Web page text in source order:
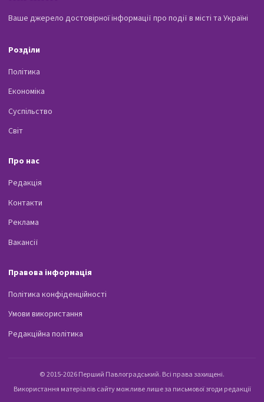
Ваше джерело достовірної інформації про події в місті та Україні
Розділи
Політика
Економіка
Суспільство
Світ
Про нас
Редакція
Контакти
Реклама
Вакансії
Правова інформація
Політика конфіденційності
Умови використання
Редакційна політика
© 2015-2026 Перший Павлоградський. Всі права захищені.
Використання матеріалів сайту можливе лише за письмової згоди редакції